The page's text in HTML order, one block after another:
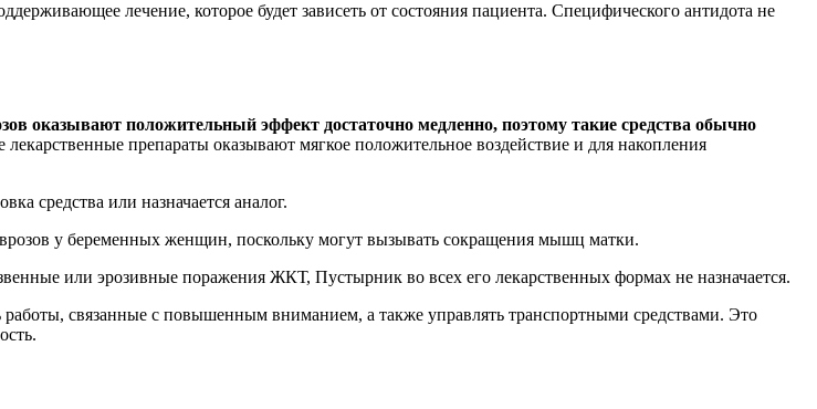
лечение, которое будет зависеть от состояния пациента. Специфического антидота не
оказывают положительный эффект достаточно медленно, поэтому такие средства обычно
лекарственные препараты оказывают мягкое положительное воздействие и для накопления
средства или назначается аналог.
у беременных женщин, поскольку могут вызывать сокращения мышц матки.
или эрозивные поражения ЖКТ, Пустырник во всех его лекарственных формах не назначается.
работы, связанные с повышенным вниманием, а также управлять транспортными средствами. Это